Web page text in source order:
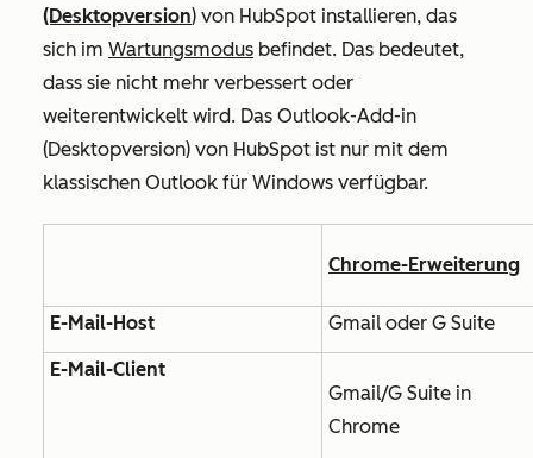
(Desktopversion) von HubSpot installieren, das
sich im Wartungsmodus befindet. Das bedeutet,
dass sie nicht mehr verbessert oder
weiterentwickelt wird. Das Outlook-Add-in
(Desktopversion) von HubSpot ist nur mit dem
klassischen Outlook für Windows verfügbar.
Chrome-Erweiterung
E-Mail-Host Gmail oder G Suite
E-Mail-Client
Gmail/G Suite in
Chrome